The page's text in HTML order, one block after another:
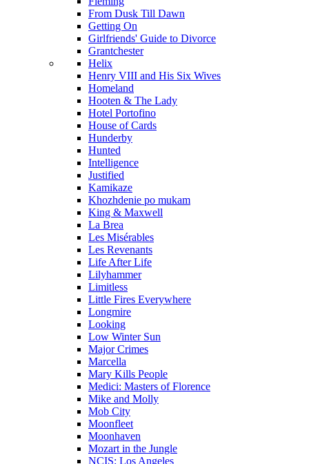
From Dusk Till Dawn
Getting On
Girlfriends' Guide to Divorce
Grantchester
Helix
Henry VIII and His Six Wives
Homeland
Hooten & The Lady
Hotel Portofino
House of Cards
Hunderby
Hunted
Intelligence
Justified
Kamikaze
Khozhdenie po mukam
King & Maxwell
La Brea
Les Misérables
Les Revenants
Life After Life
Lilyhammer
Limitless
Little Fires Everywhere
Longmire
Looking
Low Winter Sun
Major Crimes
Marcella
Mary Kills People
Medici: Masters of Florence
Mike and Molly
Mob City
Moonfleet
Moonhaven
Mozart in the Jungle
NCIS: Los Angeles